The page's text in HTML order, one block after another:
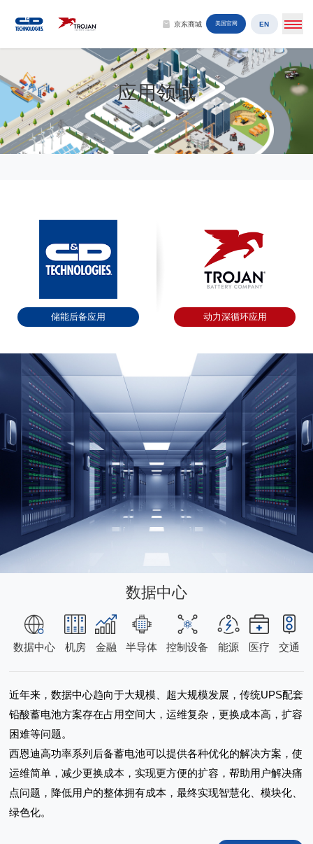
京东商城 美国官网 EN
应用领域
储能后备应用 动力深循环应用
数据中心
数据中心 机房 金融 半导体 控制设备 能源 医疗 交通
近年来，数据中心趋向于大规模、超大规模发展，传统UPS配套
铅酸蓄电池方案存在占用空间大，运维复杂，更换成本高，扩容
困难等问题。
西恩迪高功率系列后备蓄电池可以提供各种优化的解决方案，使
运维简单，减少更换成本，实现更方便的扩容，帮助用户解决痛
点问题， 降低用户的整体拥有成本，最终实现智慧化、模块化、
绿色化。